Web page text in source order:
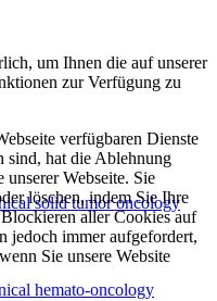
solid tumor oncology
hemato-oncology
um Ihnen die auf unserer
zur Verfügung zu
verfügbaren Dienste
sind, hat die Ablehnung
Webseite. Sie
löschen, indem Sie Ihre
aller Cookies auf
jedoch immer aufgefordert,
Sie unsere Website